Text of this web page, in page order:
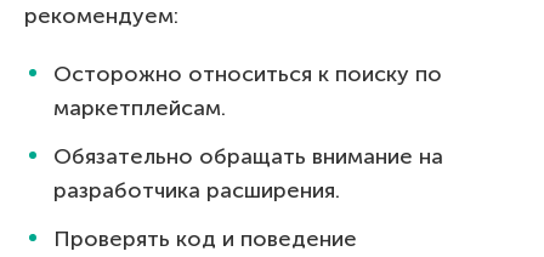
рекомендуем:
Осторожно относиться к поиску по
маркетплейсам.
Обязательно обращать внимание на
разработчика расширения.
Проверять код и поведение